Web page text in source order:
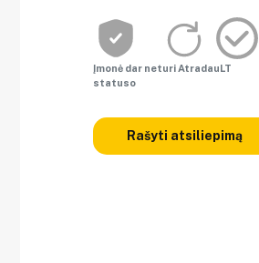
Įmonė dar neturi AtradauLT
statuso
Rašyti atsiliepimą